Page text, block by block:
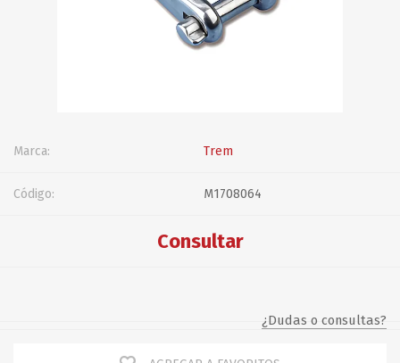
Marca: Trem
Código: M1708064
Consultar
¿Dudas o consultas?